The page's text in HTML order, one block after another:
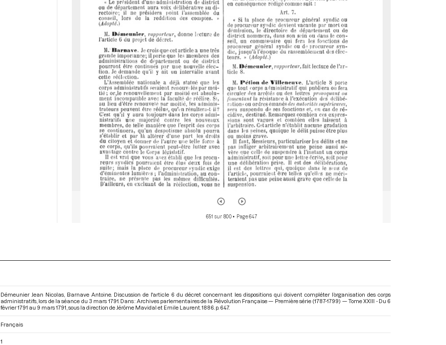
651 sur 800• Page 647
Démeunier Jean Nicolas, Barnave Antoine. Discussion de l'article 6 du décret concernant les dispositions qui doivent compléter l’organisation des corps
administratifs, lors de la séance du 3 mars 1791. Dans : Archives parlementaires de la Révolution Française — Première série (1787-1799) — Tome XXIII - Du 6
février 1791 au 9 mars 1791 , sous la direction de Jérôme Mavidal et Emile Laurent. 1886. p. 647.
Français
1